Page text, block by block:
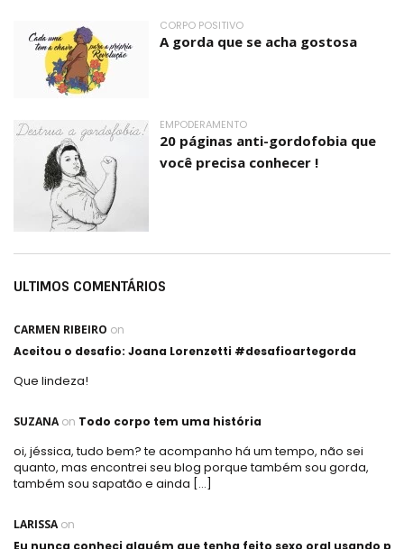
CORPO POSITIVO
A gorda que se acha gostosa
EMPODERAMENTO
20 páginas anti-gordofobia que
você precisa conhecer !
ULTIMOS COMENTÁRIOS
CARMEN RIBEIRO on
Aceitou o desafio: Joana Lorenzetti #desafioartegorda
Que lindeza!
SUZANAon Todo corpo tem uma história
oi, jéssica, tudo bem? te acompanho há um tempo, não sei
quanto, mas encontrei seu blog porque também sou gorda,
também sou sapatão e ainda […]
LARISSAon
Eu nunca conheci alguém que tenha feito sexo oral usando